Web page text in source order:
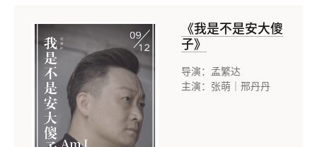
《我是不是安大傻
子》
导演：孟繁达
主演：张萌｜邢丹丹